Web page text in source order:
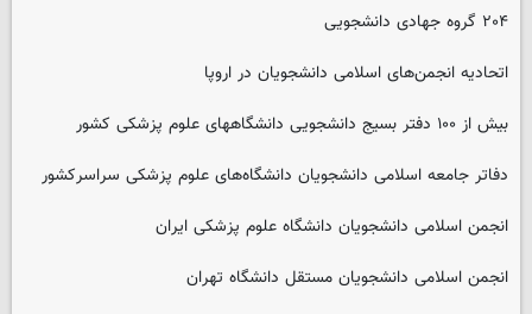
۲۰۴ گروه جهادی دانشجویی
اتحادیه انجمن‌های اسلامی دانشجویان در اروپا
بیش از ۱۰۰ دفتر بسیج دانشجویی دانشگاههای علوم پزشکی کشور
دفاتر جامعه اسلامی دانشجویان دانشگاه‌های علوم پزشکی سراسرکشور
انجمن اسلامی دانشجویان دانشگاه علوم پزشکی ایران
انجمن اسلامی دانشجویان مستقل دانشگاه تهران